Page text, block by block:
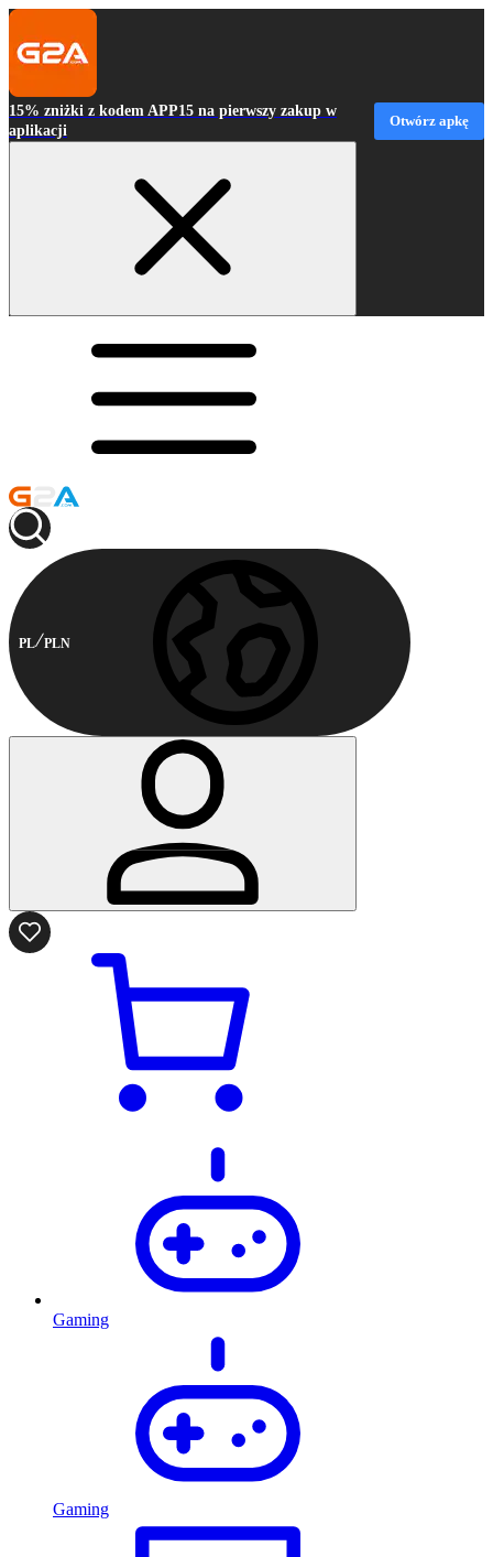
15% zniżki z kodem APP15 na pierwszy zakup w
aplikacji
Otwórz apkę
PL PLN
Gaming
Gaming